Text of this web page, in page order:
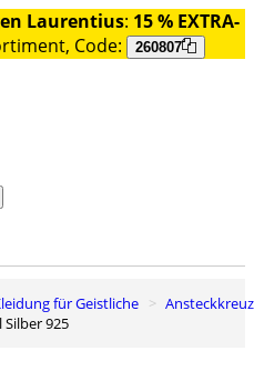
Laurentius: 15 % EXTRA-
Code: 260807
Kleidung für Geistliche
Silber 925